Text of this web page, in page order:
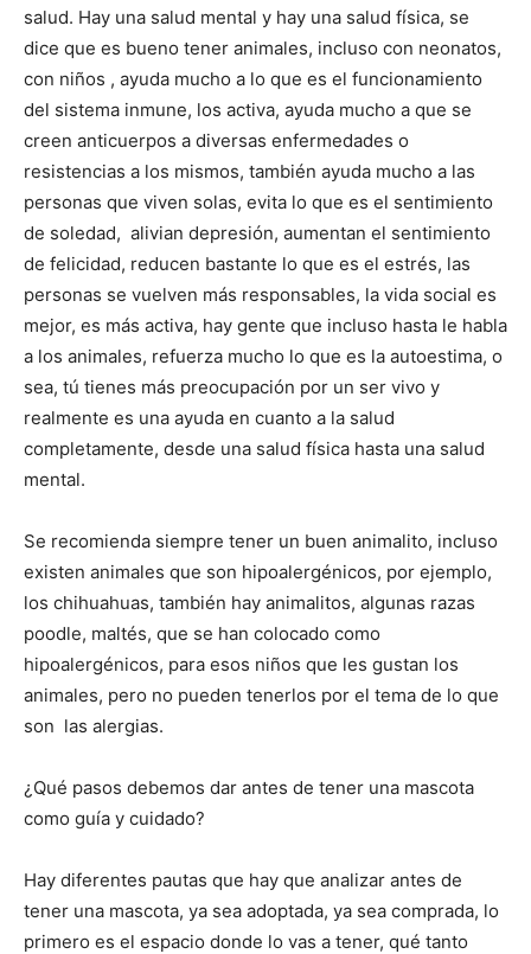
salud. Hay una salud mental y hay una salud física, se
dice que es bueno tener animales, incluso con neonatos,
con niños , ayuda mucho a lo que es el funcionamiento
del sistema inmune, los activa, ayuda mucho a que se
creen anticuerpos a diversas enfermedades o
resistencias a los mismos, también ayuda mucho a las
personas que viven solas, evita lo que es el sentimiento
de soledad, alivian depresión, aumentan el sentimiento
de felicidad, reducen bastante lo que es el estrés, las
personas se vuelven más responsables, la vida social es
mejor, es más activa, hay gente que incluso hasta le habla
a los animales, refuerza mucho lo que es la autoestima, o
sea, tú tienes más preocupación por un ser vivo y
realmente es una ayuda en cuanto a la salud
completamente, desde una salud física hasta una salud
mental.
Se recomienda siempre tener un buen animalito, incluso
existen animales que son hipoalergénicos, por ejemplo,
los chihuahuas, también hay animalitos, algunas razas
poodle, maltés, que se han colocado como
hipoalergénicos, para esos niños que les gustan los
animales, pero no pueden tenerlos por el tema de lo que
son las alergias.
¿Qué pasos debemos dar antes de tener una mascota
como guía y cuidado?
Hay diferentes pautas que hay que analizar antes de
tener una mascota, ya sea adoptada, ya sea comprada, lo
primero es el espacio donde lo vas a tener, qué tanto